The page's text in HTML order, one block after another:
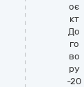
оє
кт
До
го
во
ру
-20